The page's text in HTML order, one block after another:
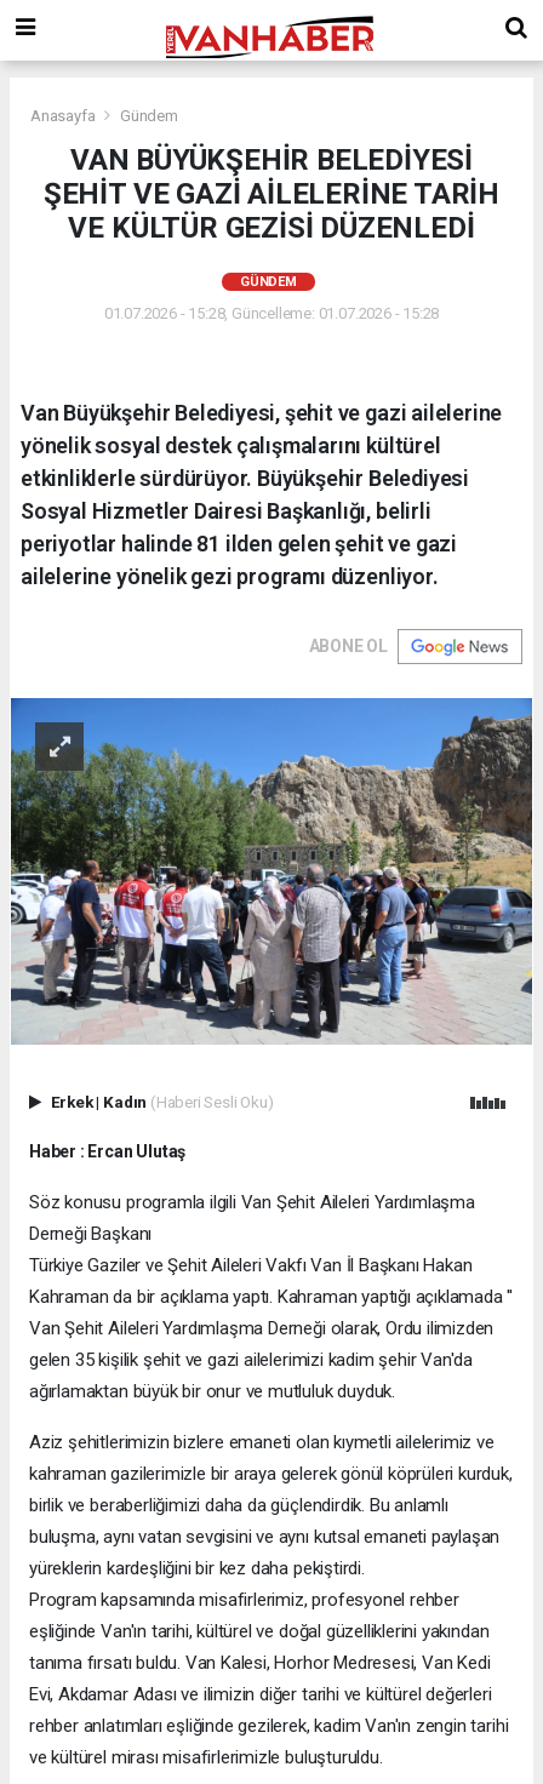
Anasayfa Gündem
VAN BÜYÜKŞEHİR BELEDİYESİ
ŞEHİT VE GAZİ AİLELERİNE TARİH
VE KÜLTÜR GEZİSİ DÜZENLEDİ
GÜNDEM
01.07.2026 - 15:28, Güncelleme: 01.07.2026 - 15:28
Van Büyükşehir Belediyesi, şehit ve gazi ailelerine
yönelik sosyal destek çalışmalarını kültürel
etkinliklerle sürdürüyor. Büyükşehir Belediyesi
Sosyal Hizmetler Dairesi Başkanlığı, belirli
periyotlar halinde 81 ilden gelen şehit ve gazi
ailelerine yönelik gezi programı düzenliyor.
ABONE OL
Erkek| Kadın (Haberi Sesli Oku)
Haber : Ercan Ulutaş
Söz konusu programla ilgili Van Şehit Aileleri Yardımlaşma
Derneği Başkanı
Türkiye Gaziler ve Şehit Aileleri Vakfı Van İl Başkanı Hakan
Kahraman da bir açıklama yaptı. Kahraman yaptığı açıklamada ''
Van Şehit Aileleri Yardımlaşma Derneği olarak, Ordu ilimizden
gelen 35 kişilik şehit ve gazi ailelerimizi kadim şehir Van'da
ağırlamaktan büyük bir onur ve mutluluk duyduk.
Aziz şehitlerimizin bizlere emaneti olan kıymetli ailelerimiz ve
kahraman gazilerimizle bir araya gelerek gönül köprüleri kurduk,
birlik ve beraberliğimizi daha da güçlendirdik. Bu anlamlı
buluşma, aynı vatan sevgisini ve aynı kutsal emaneti paylaşan
yüreklerin kardeşliğini bir kez daha pekiştirdi.
Program kapsamında misafirlerimiz, profesyonel rehber
eşliğinde Van'ın tarihi, kültürel ve doğal güzelliklerini yakından
tanıma fırsatı buldu. Van Kalesi, Horhor Medresesi, Van Kedi
Evi, Akdamar Adası ve ilimizin diğer tarihi ve kültürel değerleri
rehber anlatımları eşliğinde gezilerek, kadim Van'ın zengin tarihi
ve kültürel mirası misafirlerimizle buluşturuldu.